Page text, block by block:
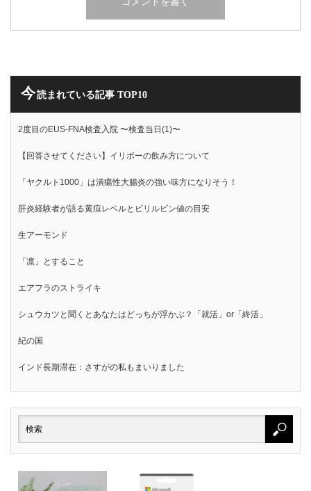
今読まれている記事 TOP10
2度目のEUS-FNA検査入院 〜検査当日(1)〜
【回答させてください】イリボーの飲み方について
「ヤクルト1000」は潰瘍性大腸炎の強い味方になりそう！
肝炎経験者が語る黄疸レベルとビリルビン値の目安
生アーモンド
「凛」とすること
エアフラのストライキ
シュウカツと聞くとあなたはどっちが浮かぶ？「就活」or「終活」
紀の国
インド長期滞在：さすがの私もまいりました